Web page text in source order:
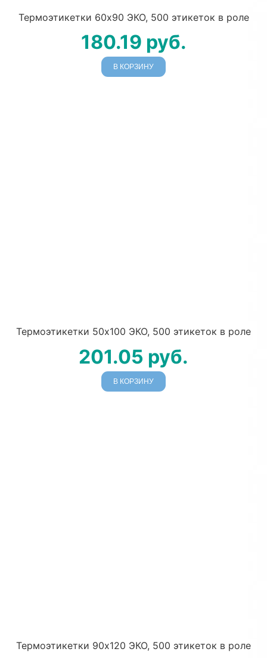
Термоэтикетки 60х90 ЭКО, 500 этикеток в роле
180.19 руб.
В КОРЗИНУ
Термоэтикетки 50х100 ЭКО, 500 этикеток в роле
201.05 руб.
В КОРЗИНУ
Термоэтикетки 90х120 ЭКО, 500 этикеток в роле